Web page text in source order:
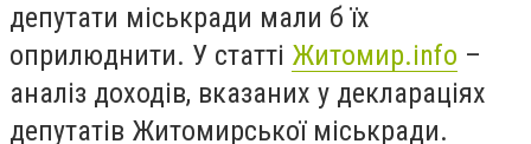
депутати міськради мали б їх
оприлюднити. У статті Житомир.info –
аналіз доходів, вказаних у деклараціях
депутатів Житомирської міськради.